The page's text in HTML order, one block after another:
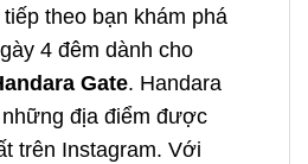
theo bạn khám phá
4 đêm dành cho
Gate. Handara
địa điểm được
trên Instagram. Với